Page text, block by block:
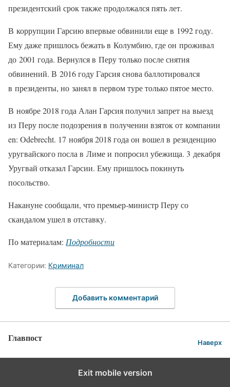
президентский срок также продолжался пять лет.
В коррупции Гарсию впервые обвинили еще в 1992 году.
Ему даже пришлось бежать в Колумбию, где он проживал
до 2001 года. Вернулся в Перу только после снятия
обвинений. В 2016 году Гарсия снова баллотировался
в президенты, но занял в первом туре только пятое место.
В ноябре 2018 года Алан Гарсия получил запрет на выезд
из Перу после подозрения в получении взяток от компании
en: Odebrecht. 17 ноября 2018 года он вошел в резиденцию
уругвайского посла в Лиме и попросил убежища. 3 декабря
Уругвай отказал Гарсии. Ему пришлось покинуть
посольство.
Накануне сообщали, что премьер-министр Перу со
скандалом ушел в отставку.
По материалам: Подробности
Категории: Криминал
Добавить комментарий
Главпост Наверх
Exit mobile version